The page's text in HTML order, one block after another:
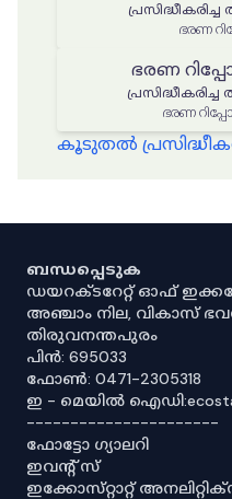
പ്രസിദ്ധീകരിച്ച
ഭരണ
ഭരണ
പ്രസിദ്ധീകരിച്ച
കൂടുതൽ
ബന്ധപ്പെടുക
ഡയറക്ടറേറ്റ് ഓഫ്
അഞ്ചാം നില, വികാസ്
തിരുവനന്തപുരം
പിൻ: 695033
ഫോൺ: 0471-2305318
ഇ - മെയിൽ
----------------------
ഫോട്ടോ ഗ്യാലറി
ഇവൻ്റ് സ്
ഇക്കോസ്‌റ്റാറ്റ്